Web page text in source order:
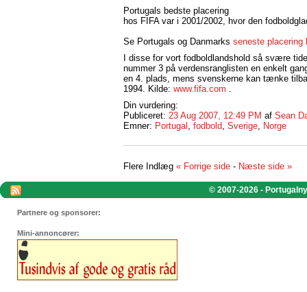
Portugals bedste placering
hos FIFA var i 2001/2002, hvor den
Se Portugals og Danmarks seneste placering
I disse for vort fodboldlandshold så svære
nummer 3 på verdensranglisten en enkelt
en 4. plads, mens svenskerne kan tænke
1994. Kilde: www.fifa.com
Din vurdering:
Publiceret: 23 Aug 2007, 12:49 PM af Sean
Emner: Portugal fodbold Sverige Norge
Flere Indlæg « Forrige side - Næste side »
© 2007-2026 -
Partnere og sponsorer:
Mini-annoncører: